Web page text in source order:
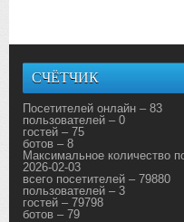
СЧЁТЧИК
Посетителей онлайн – 83
пользователей – 0
гостей – 75
ботов – 8
Максимальное количество
2026-02-03
всего посетителей – 79880
пользователей – 3
гостей – 79798
ботов – 79